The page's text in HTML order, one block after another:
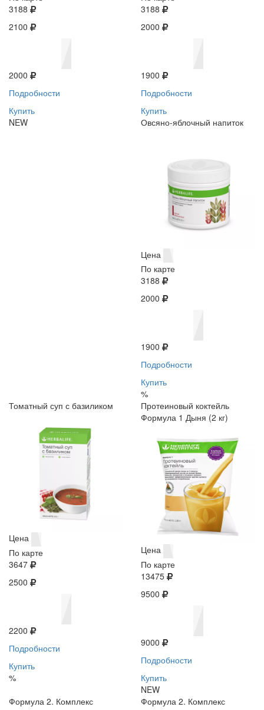
3188
2100
2000
Подробности
Купить
NEW
3188
2000
1900
Подробности
Купить
Овсяно-яблочный напиток
Цена
По карте
3188
2000
1900
Подробности
Купить
%
Томатный суп с базиликом
Цена
По карте
3647
2500
2200
Подробности
Купить
%
Протеиновый коктейль
Формула 1 Дыня (2 кг)
Цена
По карте
13475
9500
9000
Подробности
Купить
NEW
Формула 2. Комплекс
Формула 2. Комплекс